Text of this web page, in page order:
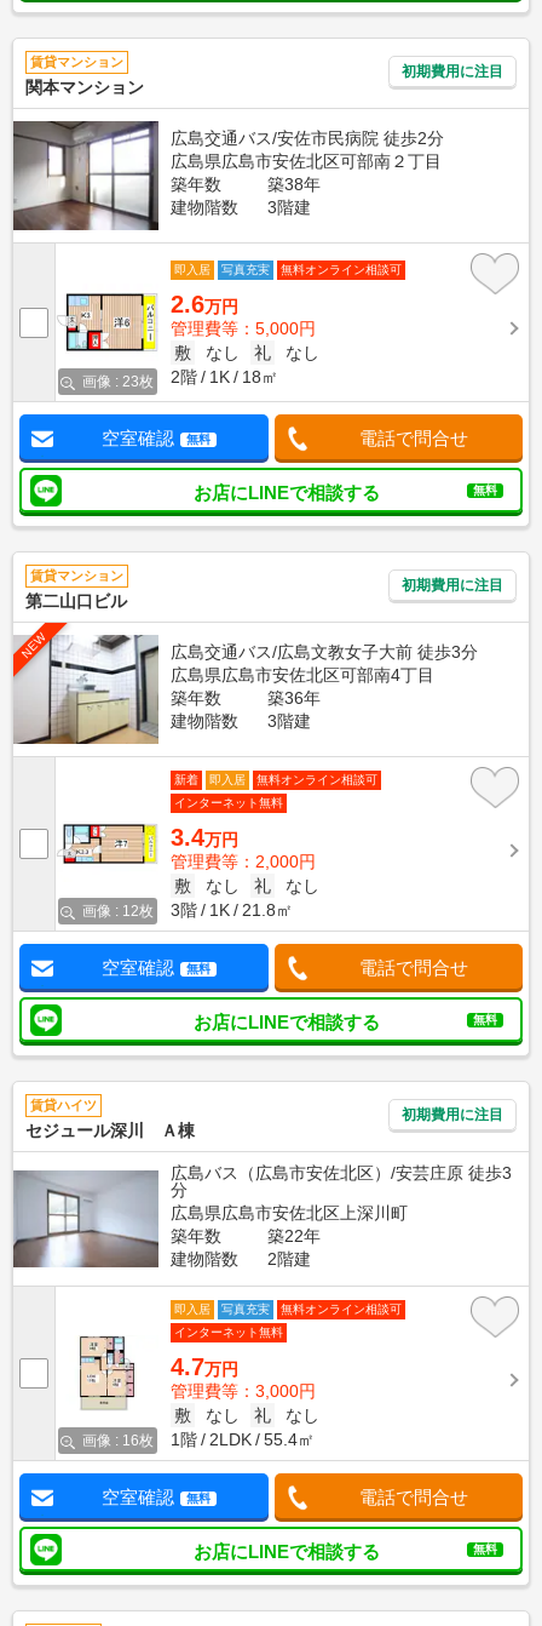
賃貸マンション
関本マンション
初期費用に注目
広島交通バス/安佐市民病院 徒歩2分
広島県広島市安佐北区可部南２丁目
築年数
築38年
建物階数
3階建
画像 : 23枚
即入居 写真充実 無料オンライン相談可
2.6万円
管理費等：5,000円
敷
なし 礼
なし
2階
1K 18㎡
空室確認 無料 電話で問合せ
お店にLINEで相談する 無料
賃貸マンション
第二山口ビル
初期費用に注目
NEW
広島交通バス/広島文教女子大前 徒歩3分
広島県広島市安佐北区可部南4丁目
築年数
築36年
建物階数
3階建
画像 : 12枚
新着 即入居
無料オンライン相談可
インターネット無料
3.4万円
管理費等：2,000円
敷
なし 礼
なし
3階
1K 21.8㎡
空室確認 無料 電話で問合せ
お店にLINEで相談する 無料
賃貸ハイツ
セジュール深川 Ａ棟
初期費用に注目
広島バス（広島市安佐北区）/安芸庄原 徒歩3
分
広島県広島市安佐北区上深川町
築年数
築22年
建物階数
2階建
画像 : 16枚
即入居 写真充実
無料オンライン相談可
インターネット無料
4.7万円
管理費等：3,000円
敷
なし 礼
なし
1階
2LDK 55.4㎡
空室確認 無料 電話で問合せ
お店にLINEで相談する 無料